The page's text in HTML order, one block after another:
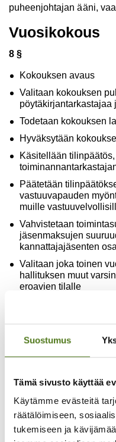
Suostumus
Tämä sivusto käyttää
Käytämme evästeitä
räätälöimiseen,
tukemiseen ja
puheenjohtajan ääni,
Vuosikokous
8 §
Kokouksen avaus
Valitaan kokouksen
pöytäkirjantarkastajaa
Todetaan kokouksen
Hyväksytään
Käsitellään
Päätetään
vastuuvapauden
muille
Vahvistetaan
jäsenmaksujen
kannattajajäsenten
Valitaan joka toinen
hallituksen muut
eroavien tilalle
Valitaan joka toinen
on ilmoitettava asia
Ylimääräinen kokous
Ylimääräisessä